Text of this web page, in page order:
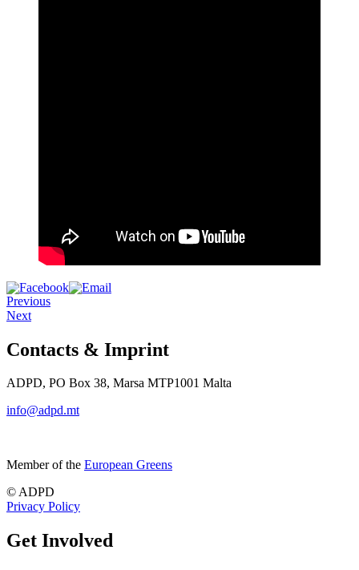
Previous
Next
Contacts & Imprint
ADPD, PO Box 38, Marsa MTP1001 Malta
info@adpd.mt
Member of the European Greens
© ADPD
Privacy Policy
Get Involved